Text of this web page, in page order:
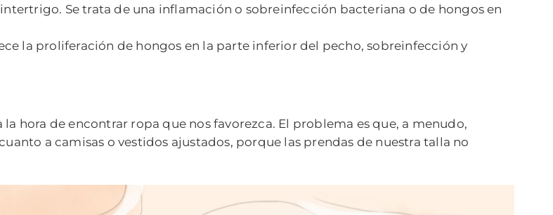
Se trata de una inflamación o sobreinfección bacteriana o de hongos en
la proliferación de hongos en la parte inferior del pecho, sobreinfección y
hora de encontrar ropa que nos favorezca. El problema es que, a menudo,
a camisas o vestidos ajustados, porque las prendas de nuestra talla no